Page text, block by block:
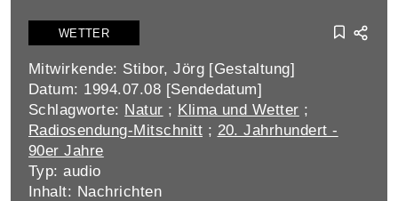
WETTER
Mitwirkende: Stibor, Jörg [Gestaltung]
Datum: 1994.07.08 [Sendedatum]
Schlagworte: Natur ; Klima und Wetter ;
Radiosendung-Mitschnitt ; 20. Jahrhundert -
90er Jahre
Typ: audio
Inhalt: Nachrichten